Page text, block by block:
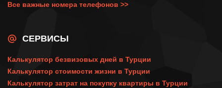
Все важные номера телефонов >>
СЕРВИСЫ
Калькулятор безвизовых дней в Турции
Калькулятор стоимости жизни в Турции
Калькулятор затрат на покупку квартиры в Турции